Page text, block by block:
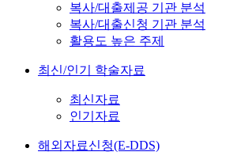
복사/대출제공 기관 분석
복사/대출신청 기관 분석
활용도 높은 주제
최신/인기 학술자료
최신자료
인기자료
해외자료신청(E-DDS)